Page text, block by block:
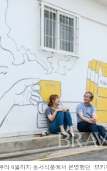
터 6월까지 동서식품에서 운영했던 ‘모